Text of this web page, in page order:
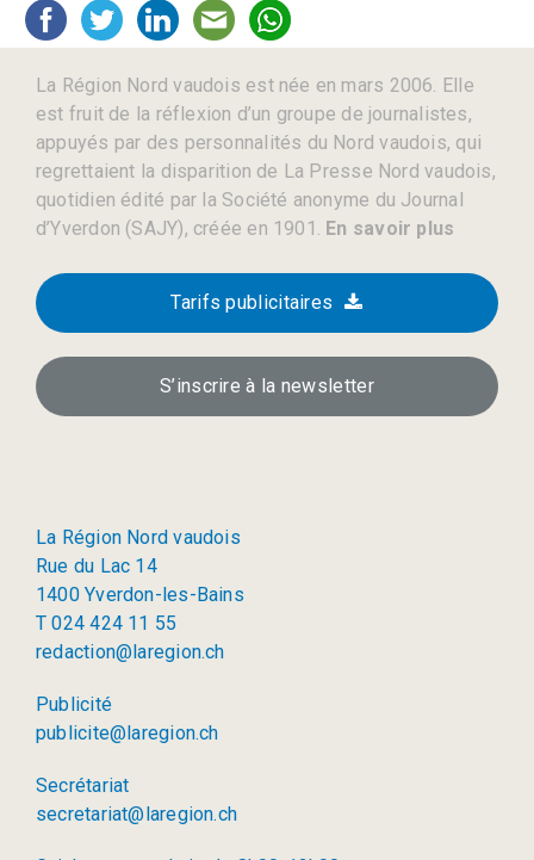
La Région Nord vaudois est née en mars 2006. Elle
est fruit de la réflexion d’un groupe de journalistes,
appuyés par des personnalités du Nord vaudois, qui
regrettaient la disparition de La Presse Nord vaudois,
quotidien édité par la Société anonyme du Journal
d’Yverdon (SAJY), créée en 1901. En savoir plus
Tarifs publicitaires
S’inscrire à la newsletter
La Région Nord vaudois
Rue du Lac 14
1400 Yverdon-les-Bains
T 024 424 11 55
redaction@laregion.ch
Publicité
publicite@laregion.ch
Secrétariat
secretariat@laregion.ch